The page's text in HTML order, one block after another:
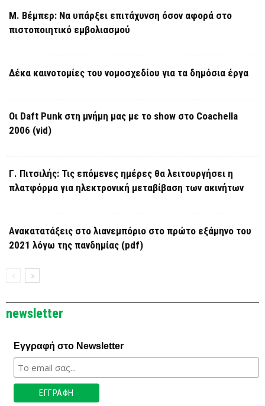
Μ. Βέμπερ: Να υπάρξει επιτάχυνση όσον αφορά στο
πιστοποιητικό εμβολιασμού
Δέκα καινοτομίες του νομοσχεδίου για τα δημόσια έργα
Οι Daft Punk στη μνήμη μας με το show στο Coachella
2006 (vid)
Γ. Πιτσιλής: Τις επόμενες ημέρες θα λειτουργήσει η
πλατφόρμα για ηλεκτρονική μεταβίβαση των ακινήτων
Ανακατατάξεις στο λιανεμπόριο στο πρώτο εξάμηνο του
2021 λόγω της πανδημίας (pdf)
newsletter
Εγγραφή στο Newsletter